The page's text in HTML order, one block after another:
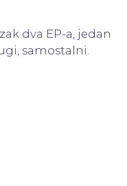
dva EP-a, jedan
samostalni.